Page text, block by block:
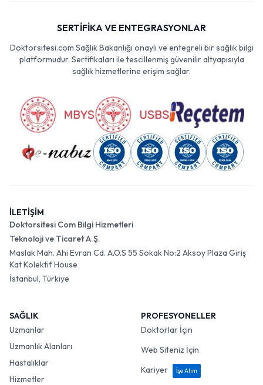
SERTİFİKA VE ENTEGRASYONLAR
Doktorsitesi.com Sağlık Bakanlığı onaylı ve entegreli bir sağlık bilgi
platformudur. Sertifikaları ile tescillenmiş güvenilir altyapısıyla
sağlık hizmetlerine erişim sağlar.
İLETİŞİM
Doktorsitesi Com Bilgi Hizmetleri
Teknoloji ve Ticaret A.Ş.
Maslak Mah. Ahi Evran Cd. A.O.S 55 Sokak No:2 Aksoy Plaza Giriş
Kat Kolektif House
İstanbul, Türkiye
SAĞLIK
Uzmanlar
Uzmanlık Alanları
Hastalıklar
Hizmetler
PROFESYONELLER
Doktorlar İçin
Web Siteniz İçin
Kariyer
İşe Alım